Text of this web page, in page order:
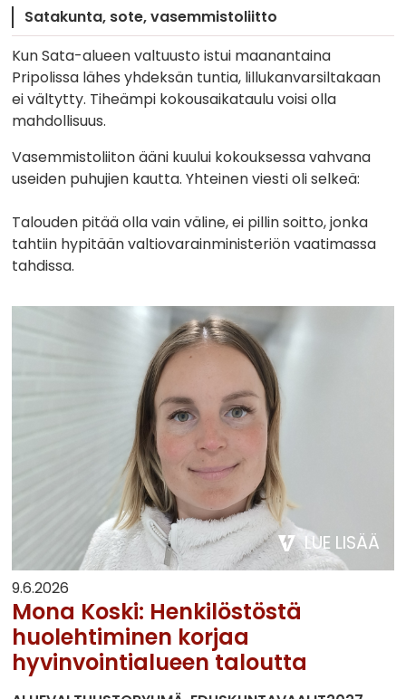
Satakunta sote vasemmistoliitto
Kun Sata-alueen valtuusto istui maanantaina
Pripolissa lähes yhdeksän tuntia, lillukanvarsiltakaan
ei vältytty. Tiheämpi kokousaikataulu voisi olla
mahdollisuus.
Vasemmistoliiton ääni kuului kokouksessa vahvana
useiden puhujien kautta. Yhteinen viesti oli selkeä:
Talouden pitää olla vain väline, ei pillin soitto, jonka
tahtiin hypitään valtiovarainministeriön vaatimassa
tahdissa.
LUE LISÄÄ
9.6.2026
Mona Koski: Henkilöstöstä
huolehtiminen korjaa
hyvinvointialueen taloutta